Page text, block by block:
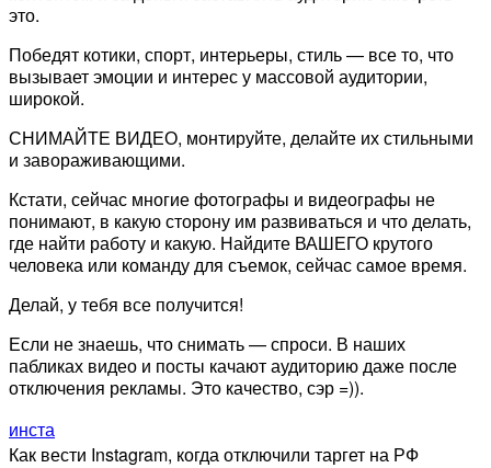
это.
Победят котики, спорт, интерьеры, стиль — все то, что
вызывает эмоции и интерес у массовой аудитории,
широкой.
СНИМАЙТЕ ВИДЕО, монтируйте, делайте их стильными
и завораживающими.
Кстати, сейчас многие фотографы и видеографы не
понимают, в какую сторону им развиваться и что делать,
где найти работу и какую. Найдите ВАШЕГО крутого
человека или команду для съемок, сейчас самое время.
Делай, у тебя все получится!
Если не знаешь, что снимать — спроси. В наших
пабликах видео и посты качают аудиторию даже после
отключения рекламы. Это качество, сэр =)).
инста
Как вести Instagram, когда отключили таргет на РФ